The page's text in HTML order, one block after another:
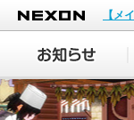
NEXON
【メ